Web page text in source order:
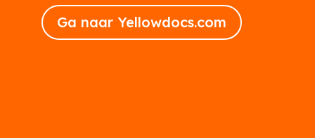
Ga naar Yellowdocs.com